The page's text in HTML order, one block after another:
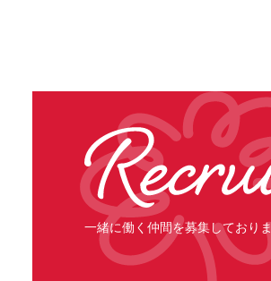
一緒に働く仲間を募集しており